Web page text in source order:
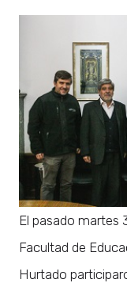
El pasado martes
Facultad de
Hurtado